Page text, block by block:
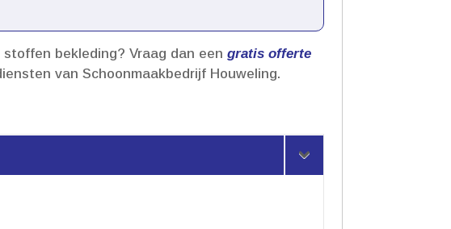
stoffen bekleding? Vraag dan eengratis offerte
van Schoonmaakbedrijf Houweling.​